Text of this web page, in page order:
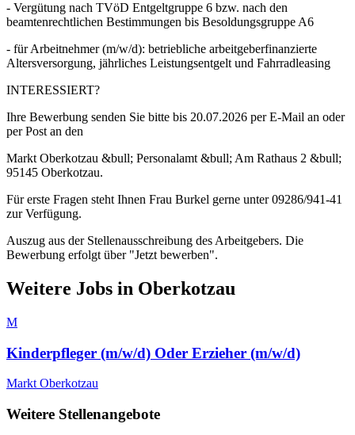
- Vergütung nach TVöD Entgeltgruppe 6 bzw. nach den
beamtenrechtlichen Bestimmungen bis Besoldungsgruppe A6
- für Arbeitnehmer (m/w/d): betriebliche arbeitgeberfinanzierte
Altersversorgung, jährliches Leistungsentgelt und Fahrradleasing
INTERESSIERT?
Ihre Bewerbung senden Sie bitte bis 20.07.2026 per E-Mail an oder
per Post an den
Markt Oberkotzau &bull; Personalamt &bull; Am Rathaus 2 &bull;
95145 Oberkotzau.
Für erste Fragen steht Ihnen Frau Burkel gerne unter 09286/941-41
zur Verfügung.
Auszug aus der Stellenausschreibung des Arbeitgebers. Die
Bewerbung erfolgt über "Jetzt bewerben".
Weitere Jobs in Oberkotzau
M
Kinderpfleger (m/w/d) Oder Erzieher (m/w/d)
Markt Oberkotzau
Weitere Stellenangebote